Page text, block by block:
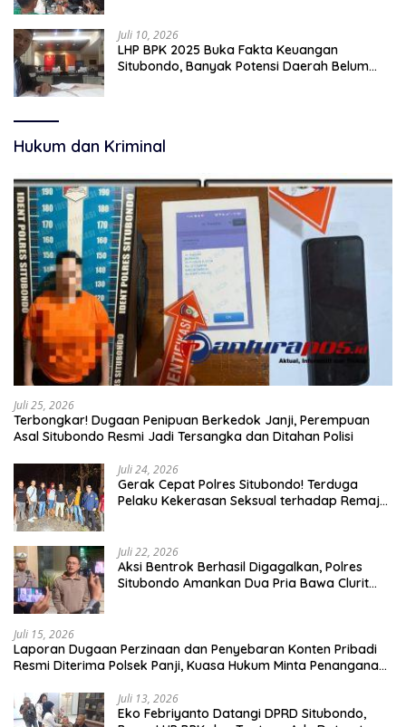
Juli 10, 2026
LHP BPK 2025 Buka Fakta Keuangan
Situbondo, Banyak Potensi Daerah Belum
Hukum dan Kriminal
Juli 25, 2026
Terbongkar! Dugaan Penipuan Berkedok Janji, Perempuan
Asal Situbondo Resmi Jadi Tersangka dan Ditahan Polisi
Juli 24, 2026
Gerak Cepat Polres Situbondo! Terduga
Pelaku Kekerasan Seksual terhadap Remaja
Juli 22, 2026
Aksi Bentrok Berhasil Digagalkan, Polres
Situbondo Amankan Dua Pria Bawa Clurit
Juli 15, 2026
Laporan Dugaan Perzinaan dan Penyebaran Konten Pribadi
Resmi Diterima Polsek Panji, Kuasa Hukum Minta Penanganan
Juli 13, 2026
Eko Febriyanto Datangi DPRD Situbondo,